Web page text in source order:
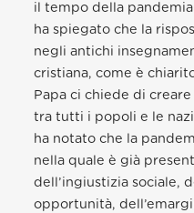
il tempo della
ha spiegato che la
negli antichi
cristiana, come è
Papa ci chiede di
tra tutti i popoli e le
ha notato che la
nella quale è già
dell’ingiustizia sociale,
opportunità,